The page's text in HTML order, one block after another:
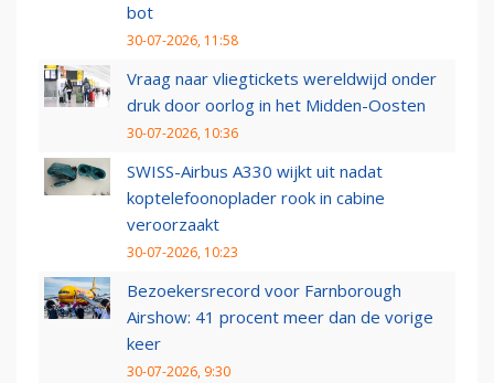
bot
30-07-2026, 11:58
Vraag naar vliegtickets wereldwijd onder
druk door oorlog in het Midden-Oosten
30-07-2026, 10:36
SWISS-Airbus A330 wijkt uit nadat
koptelefoonoplader rook in cabine
veroorzaakt
30-07-2026, 10:23
Bezoekersrecord voor Farnborough
Airshow: 41 procent meer dan de vorige
keer
30-07-2026, 9:30